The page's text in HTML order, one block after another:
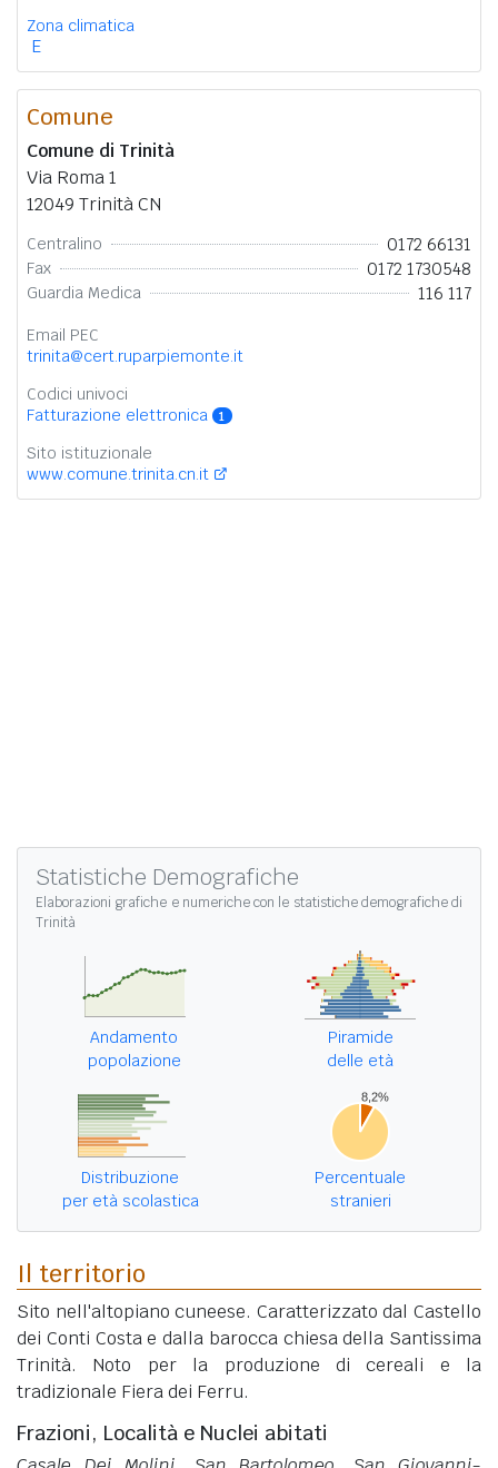
Zona climatica
E
Comune
Comune di Trinità
Via Roma 1
12049 Trinità CN
Centralino 0172 66131
Fax 0172 1730548
Guardia Medica 116 117
Email PEC
trinita@cert.ruparpiemonte.it
Codici univoci
Fatturazione elettronica
1
Sito istituzionale
www.comune.trinita.cn.it
Statistiche Demografiche
Elaborazioni grafiche e numeriche con le statistiche demografiche di
Trinità
Andamento
popolazione
Piramide
delle età
Distribuzione
per età scolastica
Percentuale
stranieri
Il territorio
Sito nell'altopiano cuneese. Caratterizzato dal Castello
dei Conti Costa e dalla barocca chiesa della Santissima
Trinità. Noto per la produzione di cereali e la
tradizionale Fiera dei Ferru.
Frazioni, Località e Nuclei abitati